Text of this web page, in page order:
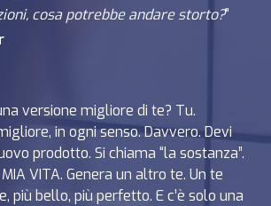
cosa potrebbe andare storto?"
versione migliore di te? Tu.
in ogni senso. Davvero. Devi
prodotto. Si chiama “la sostanza”.
MIA VITA. Genera un altro te. Un te
più bello, più perfetto. E c’è solo una